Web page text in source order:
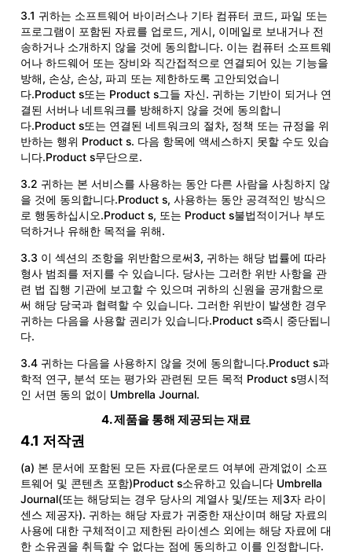
3.1 귀하는 소프트웨어 바이러스나 기타 컴퓨터 코드, 파일 또는
프로그램이 포함된 자료를 업로드, 게시, 이메일로 보내거나 전
송하거나 소개하지 않을 것에 동의합니다. 이는 컴퓨터 소프트웨
어나 하드웨어 또는 장비와 직간접적으로 연결되어 있는 기능을
방해, 손상, 손상, 파괴 또는 제한하도록 고안되었습니
다.Product s또는 Product s그들 자신. 귀하는 기반이 되거나 연
결된 서버나 네트워크를 방해하지 않을 것에 동의합니
다.Product s또는 연결된 네트워크의 절차, 정책 또는 규정을 위
반하는 행위 Product s. 다음 항목에 액세스하지 못할 수도 있습
니다.Product s무단으로.
3.2 귀하는 본 서비스를 사용하는 동안 다른 사람을 사칭하지 않
을 것에 동의합니다.Product s, 사용하는 동안 공격적인 방식으
로 행동하십시오.Product s, 또는 Product s불법적이거나 부도
덕하거나 유해한 목적을 위해.
3.3 이 섹션의 조항을 위반함으로써3, 귀하는 해당 법률에 따라
형사 범죄를 저지를 수 있습니다. 당사는 그러한 위반 사항을 관
련 법 집행 기관에 보고할 수 있으며 귀하의 신원을 공개함으로
써 해당 당국과 협력할 수 있습니다. 그러한 위반이 발생한 경우
귀하는 다음을 사용할 권리가 있습니다.Product s즉시 중단됩니
다.
3.4 귀하는 다음을 사용하지 않을 것에 동의합니다.Product s과
학적 연구, 분석 또는 평가와 관련된 모든 목적 Product s명시적
인 서면 동의 없이 Umbrella Journal.
4. 제품을 통해 제공되는 재료
4.1 저작권
(a) 본 문서에 포함된 모든 자료(다운로드 여부에 관계없이 소프
트웨어 및 콘텐츠 포함)Product s소유하고 있습니다 Umbrella
Journal(또는 해당되는 경우 당사의 계열사 및/또는 제3자 라이
센스 제공자). 귀하는 해당 자료가 귀중한 재산이며 해당 자료의
사용에 대한 구체적이고 제한된 라이센스 외에는 해당 자료에 대
한 소유권을 취득할 수 없다는 점에 동의하고 이를 인정합니다.